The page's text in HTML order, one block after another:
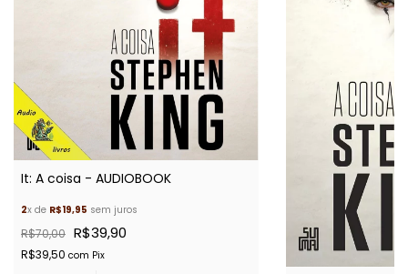
It: A coisa - AUDIOBOOK
2x de R$19,95 sem juros
R$70,00 R$39,90
R$39,50 com Pix